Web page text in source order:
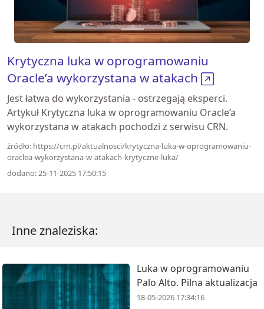
Krytyczna luka w oprogramowaniu
Oracle’a wykorzystana w atakach
Jest łatwa do wykorzystania - ostrzegają eksperci.
Artykuł Krytyczna luka w oprogramowaniu Oracle’a
wykorzystana w atakach pochodzi z serwisu CRN.
źródło: https://crn.pl/aktualnosci/krytyczna-luka-w-oprogramowaniu-
oraclea-wykorzystana-w-atakach-krytyczne-luka/
dodano: 25-11-2025 17:50:15
Inne znaleziska:
Luka w oprogramowaniu
Palo Alto. Pilna aktualizacja
18-05-2026 17:34:16